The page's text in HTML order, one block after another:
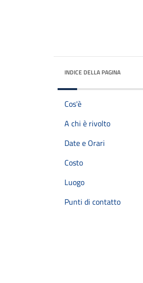
INDICE DELLA PAGINA
Cos'è
A chi è rivolto
Date e Orari
Costo
Luogo
Punti di contatto